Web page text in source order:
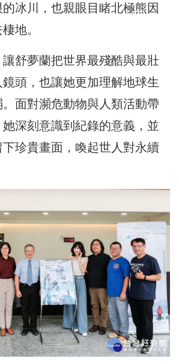
冰川，也親眼目睹北極熊因
地。
舒夢蘭把世界最殘酷與最壯
頭，也讓她更加理解地球生
面對瀕危動物與人類活動帶
深刻意識到紀錄的意義，並
珍貴畫面，喚起世人對永續